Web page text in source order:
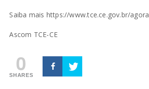
Saiba mais https://www.tce.ce.gov.br/agora
Ascom TCE-CE
0
SHARES